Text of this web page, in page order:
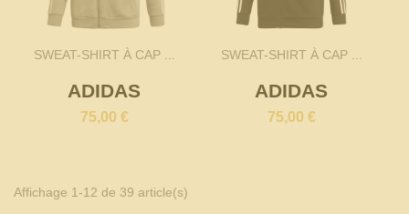
SWEAT-SHIRT À CAP ...
ADIDAS
75,00 €
SWEAT-SHIRT À CAP ...
ADIDAS
75,00 €
Affichage 1-12 de 39 article(s)